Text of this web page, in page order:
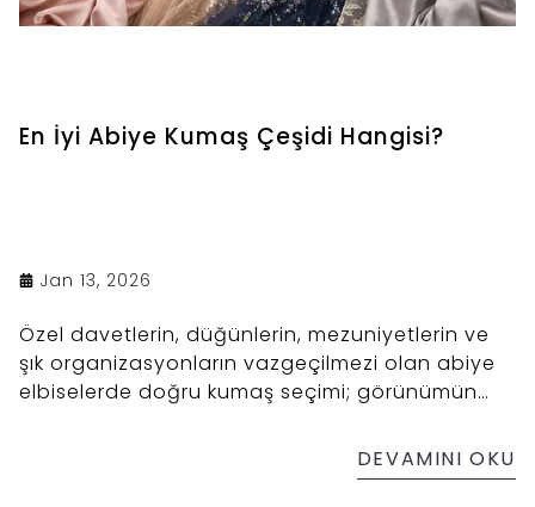
En İyi Abiye Kumaş Çeşidi Hangisi?
Jan 13, 2026
Özel davetlerin, düğünlerin, mezuniyetlerin ve
şık organizasyonların vazgeçilmezi olan abiye
elbiselerde doğru kumaş seçimi; görünümün
DEVAMINI OKU